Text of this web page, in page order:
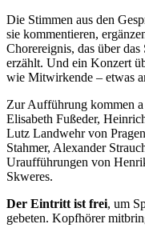
Die Stimmen aus den
sie kommentieren,
Chorereignis, das über
erzählt. Und ein Konzert
wie Mitwirkende – etwas
Zur Aufführung kommen
Elisabeth Fußeder,
Lutz Landwehr von
Stahmer, Alexander
Uraufführungen von
Skweres.
Der Eintritt ist frei, um
gebeten. Kopfhörer